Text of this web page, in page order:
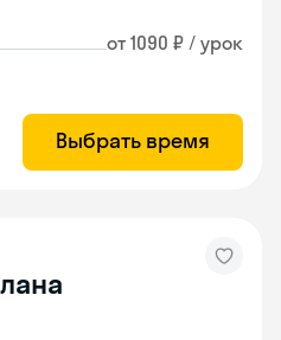
от 1090 ₽ / урок
Выбрать время